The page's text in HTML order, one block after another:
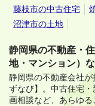
藤枝市の中古住宅
沼津市の土地
静岡県の不動産・
地・マンション）
静岡県の不動産会社
ずなび】。 中古住宅・
画相談など、あらゆる